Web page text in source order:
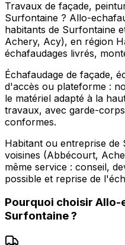
Travaux de façade,
Surfontaine ? Allo-
habitants de Surfontaine
Achery, Acy), en région
échafaudages livrés,
Échafaudage de façade,
d'accès ou plateforme :
le matériel adapté à la
travaux, avec garde-
conformes.
Habitant ou entreprise de
voisines (Abbécourt,
même service : conseil,
possible et reprise de
Pourquoi choisir Allo-
Surfontaine?